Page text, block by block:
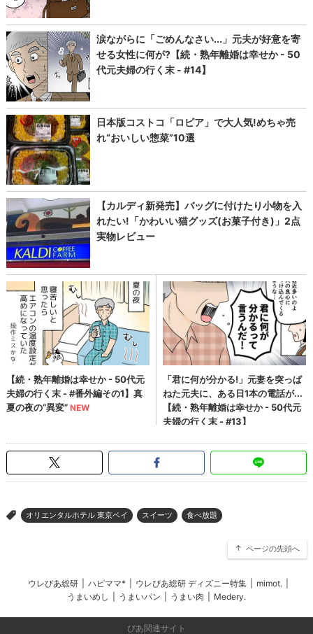
> オリエンタルホテル 東京ベイ スイーツ 食べ放題
ページの先頭へ
ウレぴあ総研 ハピママ* ウレぴあ総研 ディズニー特集 mimot.
うまいめし
うまいパン うまい肉 Medery.
ぴあ関連サイト